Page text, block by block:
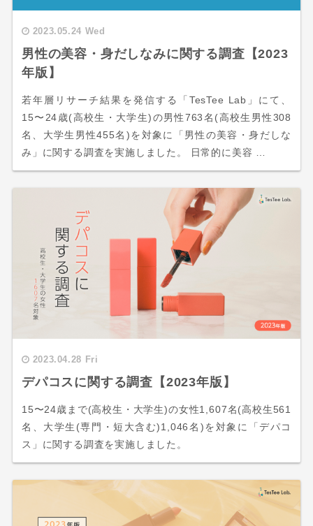
2023.05.24 Wed
男性の美容・身だしなみに関する調査【2023
年版】
若年層リサーチ結果を発信する「TesTee Lab」にて、
15〜24歳(高校生・大学生)の男性763名(高校生男性308
名、大学生男性455名)を対象に「男性の美容・身だしな
み」に関する調査を実施しました。 日常的に美容 …
2023.04.28 Fri
デパコスに関する調査【2023年版】
15〜24歳まで(高校生・大学生)の女性1,607名(高校生561
名、大学生(専門・短大含む)1,046名)を対象に「デパコ
ス」に関する調査を実施しました。